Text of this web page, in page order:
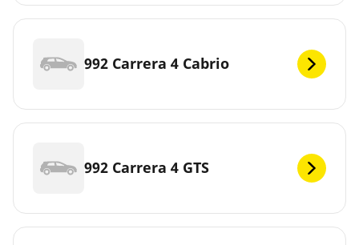
992 Carrera 4 Cabrio
992 Carrera 4 GTS